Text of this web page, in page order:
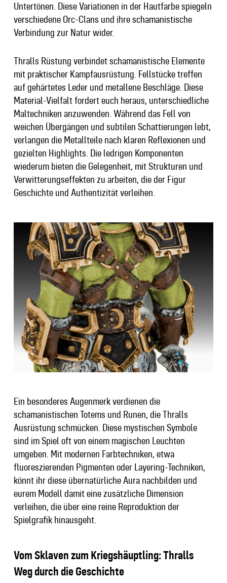
Untertönen. Diese Variationen in der Hautfarbe spiegeln
verschiedene Orc-Clans und ihre schamanistische
Verbindung zur Natur wider.
Thralls Rüstung verbindet schamanistische Elemente
mit praktischer Kampfausrüstung. Fellstücke treffen
auf gehärtetes Leder und metallene Beschläge. Diese
Material-Vielfalt fordert euch heraus, unterschiedliche
Maltechniken anzuwenden. Während das Fell von
weichen Übergängen und subtilen Schattierungen lebt,
verlangen die Metallteile nach klaren Reflexionen und
gezielten Highlights. Die ledrigen Komponenten
wiederum bieten die Gelegenheit, mit Strukturen und
Verwitterungseffekten zu arbeiten, die der Figur
Geschichte und Authentizität verleihen.
Ein besonderes Augenmerk verdienen die
schamanistischen Totems und Runen, die Thralls
Ausrüstung schmücken. Diese mystischen Symbole
sind im Spiel oft von einem magischen Leuchten
umgeben. Mit modernen Farbtechniken, etwa
fluoreszierenden Pigmenten oder Layering-Techniken,
könnt ihr diese übernatürliche Aura nachbilden und
eurem Modell damit eine zusätzliche Dimension
verleihen, die über eine reine Reproduktion der
Spielgrafik hinausgeht.
Vom Sklaven zum Kriegshäuptling: Thralls
Weg durch die Geschichte